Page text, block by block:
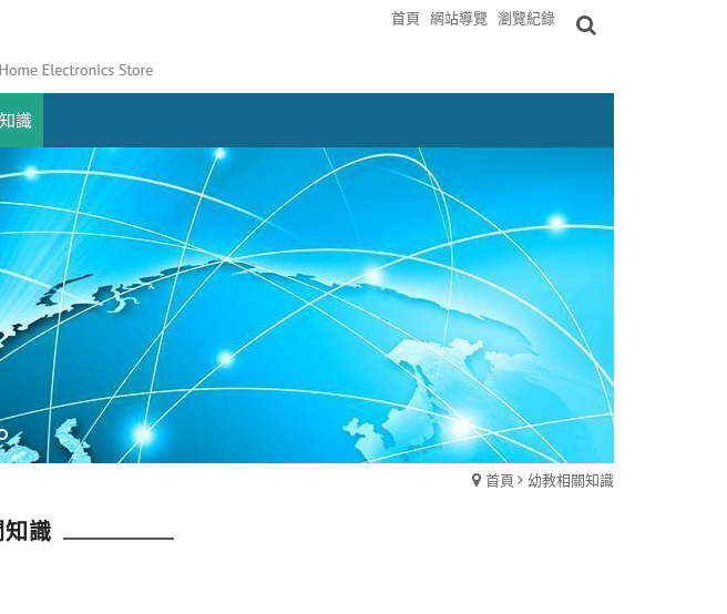
首頁 網站導覽 瀏覽紀錄
識
首頁 幼教相關知識
識